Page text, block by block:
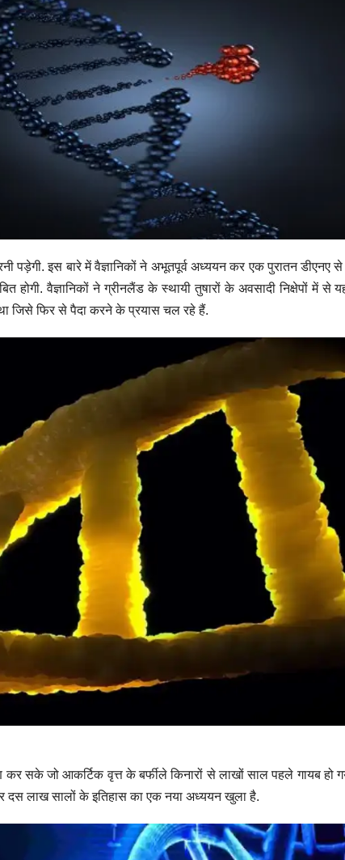
इस बारे में वैज्ञानिकों ने अभूतपूर्व अध्ययन कर एक पुरातन डीएनए से
होगी. वैज्ञानिकों ने ग्रीनलैंड के स्थायी तुषारों के अवसादी निक्षेपों में से
था जिसे फिर से पैदा करने के प्रयास चल रहे हैं.
सके जो आकर्टिक वृत्त के बर्फीले किनारों से लाखों साल पहले गायब हो
दस लाख सालों के इतिहास का एक नया अध्ययन खुला है.